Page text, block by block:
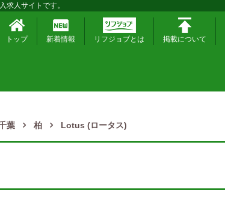
求人サイトです。
トップ 新着情報 リフジョブとは 掲載について
葉 柏 Lotus (ロータス)